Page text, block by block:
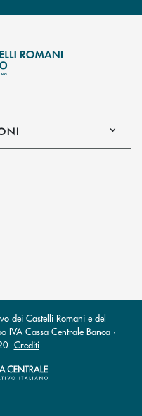
l’app di posta elettronica)
l’app di posta
dei Castelli Romani e del
IVA Cassa Centrale Banca ·
Crediti